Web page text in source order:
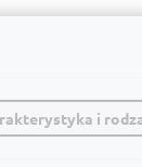
i